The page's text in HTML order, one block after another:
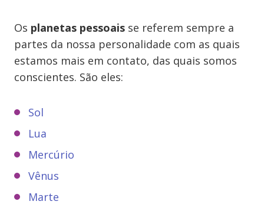
Os planetas pessoais se referem sempre a
partes da nossa personalidade com as quais
estamos mais em contato, das quais somos
conscientes. São eles:
Sol
Lua
Mercúrio
Vênus
Marte